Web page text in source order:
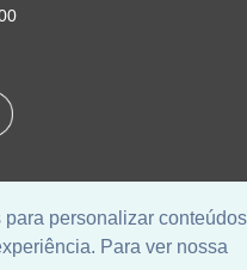
para personalizar
Para ver nossa
Jaraguá | CRECI: 5224-J |